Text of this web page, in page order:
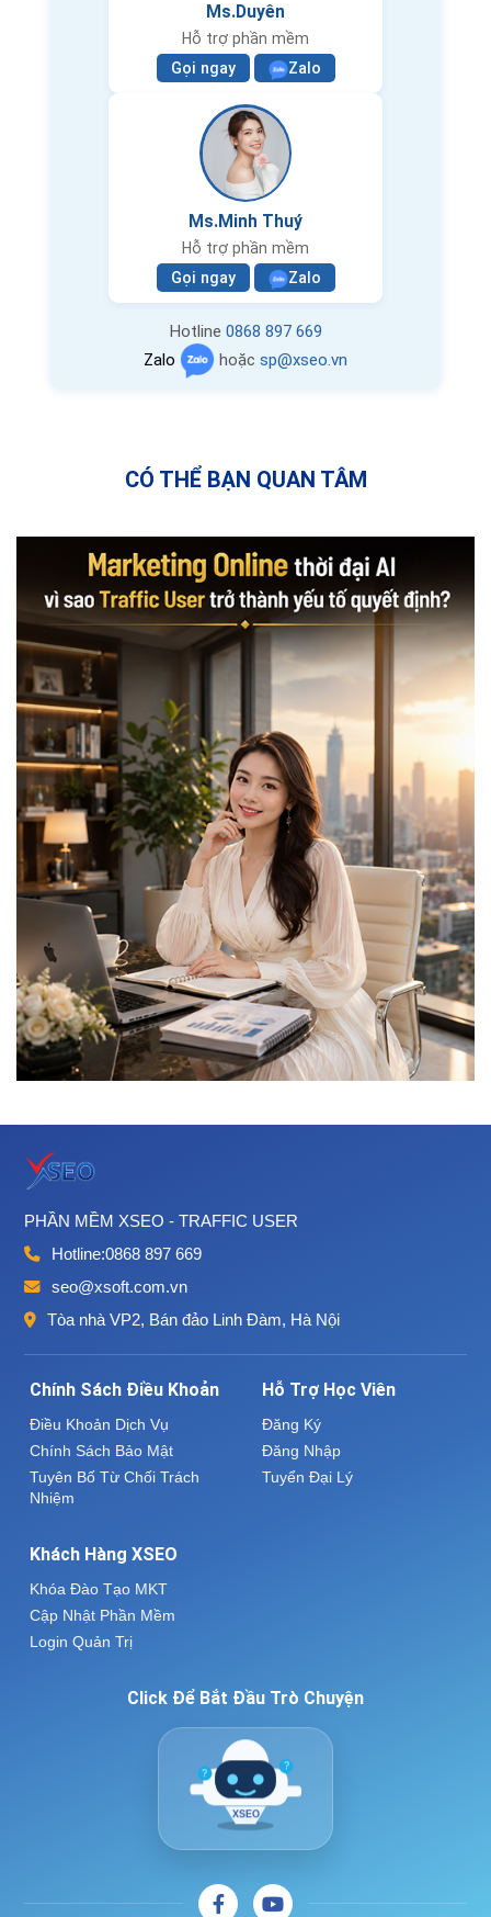
Ms.Duyên
Hỗ trợ phần mềm
Gọi ngay
Zalo
Ms.Minh Thuý
Hỗ trợ phần mềm
Gọi ngay
Zalo
Hotline 0868 897 669
Zalo
hoặc sp@xseo.vn
CÓ THỂ BẠN QUAN TÂM
PHẦN MỀM XSEO - TRAFFIC USER
Hotline:0868 897 669
seo@xsoft.com.vn
Tòa nhà VP2, Bán đảo Linh Đàm, Hà Nội
Chính Sách Điều Khoản
Điều Khoản Dịch Vụ
Chính Sách Bảo Mật
Tuyên Bố Từ Chối Trách
Nhiệm
Hỗ Trợ Học Viên
Đăng Ký
Đăng Nhập
Tuyển Đại Lý
Khách Hàng XSEO
Khóa Đào Tạo MKT
Cập Nhật Phần Mềm
Login Quản Trị
Click Để Bắt Đầu Trò Chuyện
XSEO
?
?